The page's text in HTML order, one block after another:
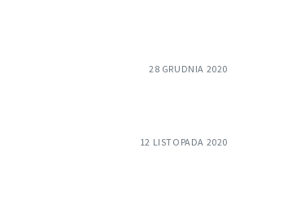
28 GRUDNIA 2020
12 LISTOPADA 2020